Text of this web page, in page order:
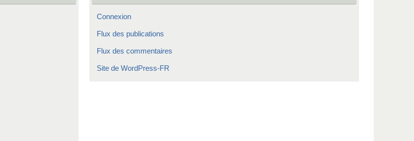
Connexion
Flux des publications
Flux des commentaires
Site de WordPress-FR